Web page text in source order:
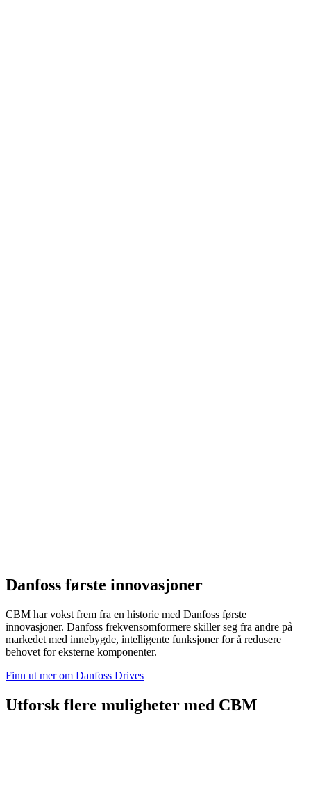
Danfoss første innovasjoner
CBM har vokst frem fra en historie med Danfoss første
innovasjoner. Danfoss frekvensomformere skiller seg fra andre på
markedet med innebygde, intelligente funksjoner for å redusere
behovet for eksterne komponenter.
Finn ut mer om Danfoss Drives
Utforsk flere muligheter med CBM